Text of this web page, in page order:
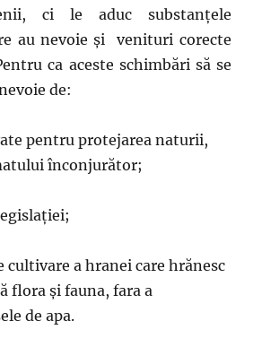
ci le aduc substanţele
au nevoie şi venituri corecte
ca aceste schimbări să se
de:
pentru protejarea naturii,
înconjurător;
cultivare a hranei care hrănesc
flora şi fauna, fara a
de apa.